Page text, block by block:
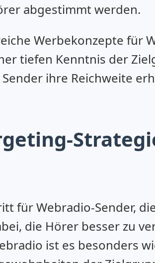
abgestimmt werden.
Werbekonzepte für
tiefen Kenntnis der
ihre Reichweite
für Webradio-Sender,
die Hörer besser zu
ist es besonders